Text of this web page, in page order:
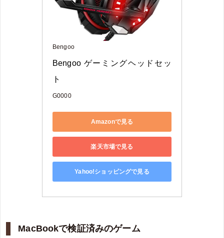
Bengoo
Bengoo ゲーミングヘッドセッ
ト
G0000
Amazonで見る
楽天市場で見る
Yahoo!ショッピングで見る
MacBookで検証済みのゲーム